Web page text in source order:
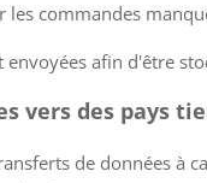
commandes
afin d'être
vers des pays
de données à